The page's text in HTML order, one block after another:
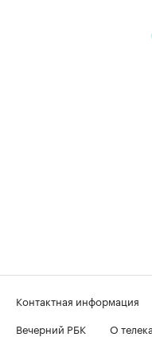
Контактная информация
Вечерний РБК
О